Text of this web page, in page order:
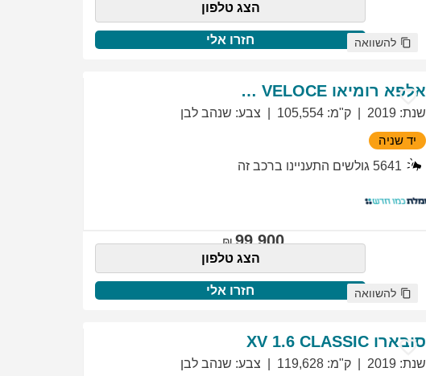
הצג טלפון
חזרו אלי להשוואה
אלפא רומיאו GIULIETTA VELOCE
שנת:
2019 ק"מ:
105,554 צבע: שנהב לבן
יד שניה
5641 גולשים התעניינו ברכב זה
99,900
הצג טלפון
חזרו אלי להשוואה
סובארו XV 1.6 CLASSIC
שנת:
2019 ק"מ:
119,628 צבע: שנהב לבן